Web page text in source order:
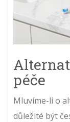
péče
Mluvíme-li o
důležité být